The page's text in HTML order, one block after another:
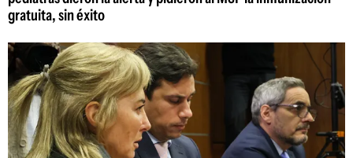
gratuita, sin éxito